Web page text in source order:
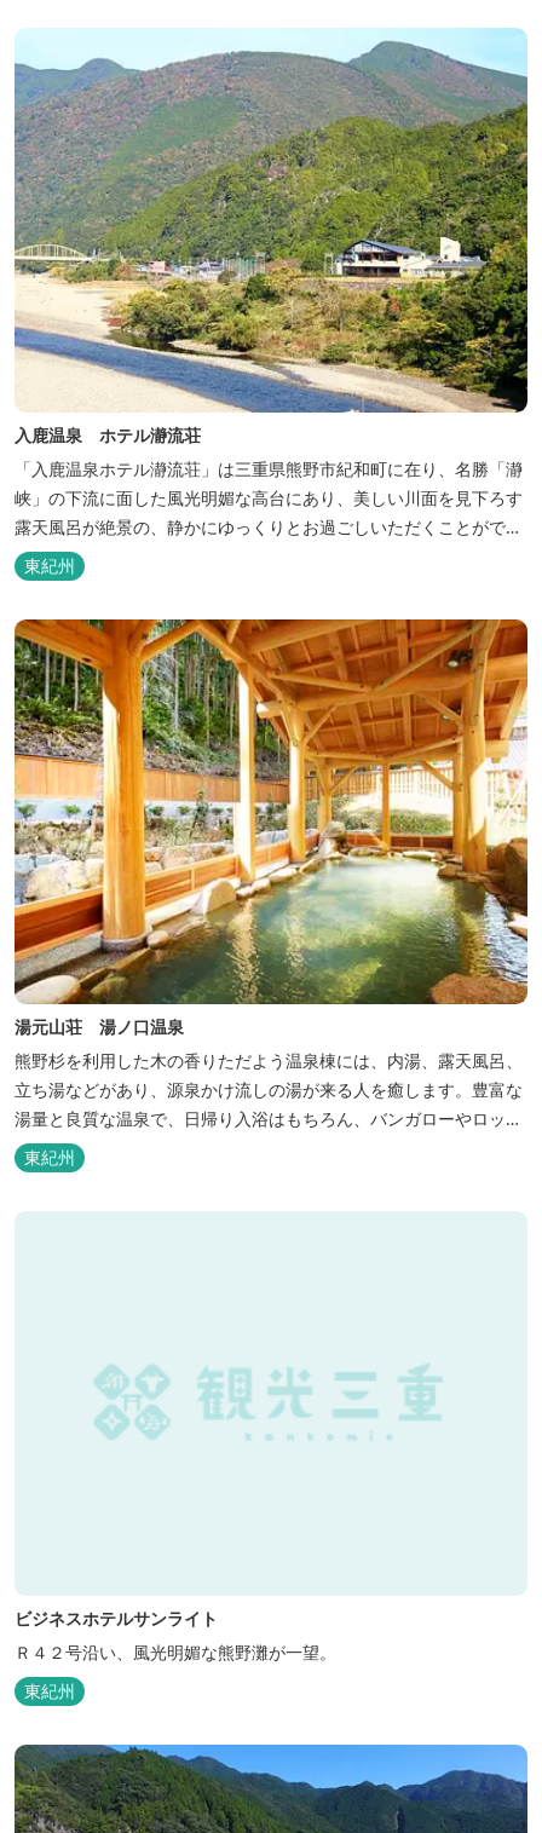
入鹿温泉 ホテル瀞流荘
「入鹿温泉ホテル瀞流荘」は三重県熊野市紀和町に在り、名勝「瀞
峡」の下流に面した風光明媚な高台にあり、美しい川面を見下ろす
露天風呂が絶景の、静かにゆっくりとお過ごしいただくことができ
る温泉宿泊施設です。 熊野古道をはじめ、日本一の棚田と称される
丸山千枚田、赤木城跡、熊野本宮大社（熊野三山）、玉置神社が近
クセスには大変便利な立地と...
東紀州
湯元山荘 湯ノ口温泉
熊野杉を利用した木の香りただよう温泉棟には、内湯、露天風呂、
立ち湯などがあり、源泉かけ流しの湯が来る人を癒します。豊富な
湯量と良質な温泉で、日帰り入浴はもちろん、バンガローやロッジ
などの宿泊施設も備えているので、宿泊しながらゆったりと温泉を
楽しむ人も多いです。
東紀州
ビジネスホテルサンライト
Ｒ４２号沿い、風光明媚な熊野灘が一望。
東紀州